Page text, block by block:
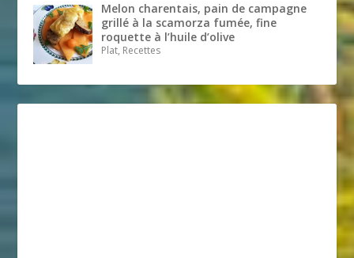
Melon charentais, pain de campagne
grillé à la scamorza fumée, fine
roquette à l’huile d’olive
Plat, Recettes